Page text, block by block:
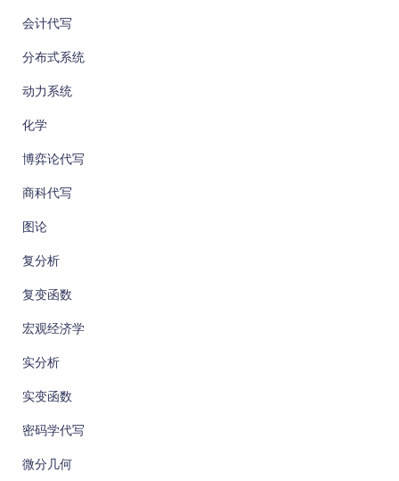
会计代写
分布式系统
动力系统
化学
博弈论代写
商科代写
图论
复分析
复变函数
宏观经济学
实分析
实变函数
密码学代写
微分几何